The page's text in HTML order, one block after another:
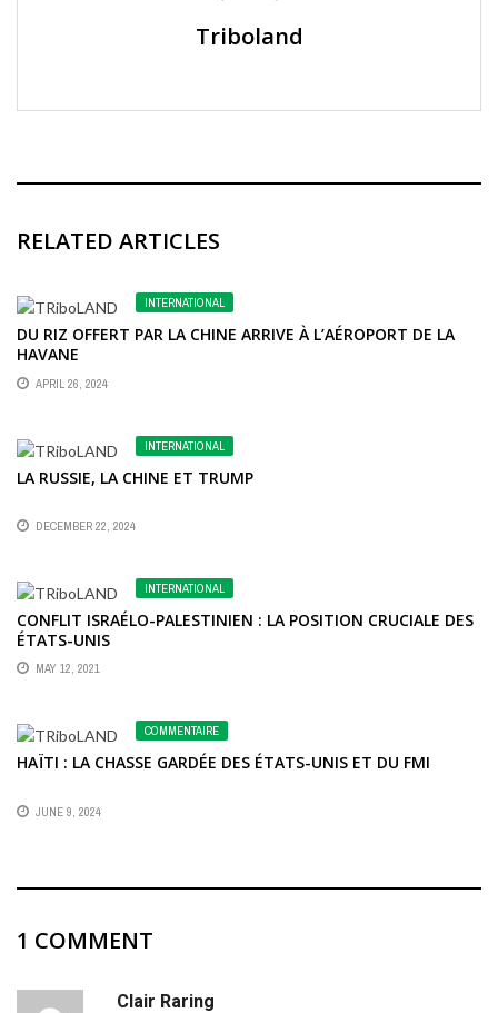
Triboland
RELATED ARTICLES
INTERNATIONAL
DU RIZ OFFERT PAR LA CHINE ARRIVE À L’AÉROPORT DE LA
HAVANE
APRIL 26, 2024
INTERNATIONAL
LA RUSSIE, LA CHINE ET TRUMP
DECEMBER 22, 2024
INTERNATIONAL
CONFLIT ISRAÉLO-PALESTINIEN : LA POSITION CRUCIALE DES
ÉTATS-UNIS
MAY 12, 2021
COMMENTAIRE
HAÏTI : LA CHASSE GARDÉE DES ÉTATS-UNIS ET DU FMI
JUNE 9, 2024
1 COMMENT
Clair Raring